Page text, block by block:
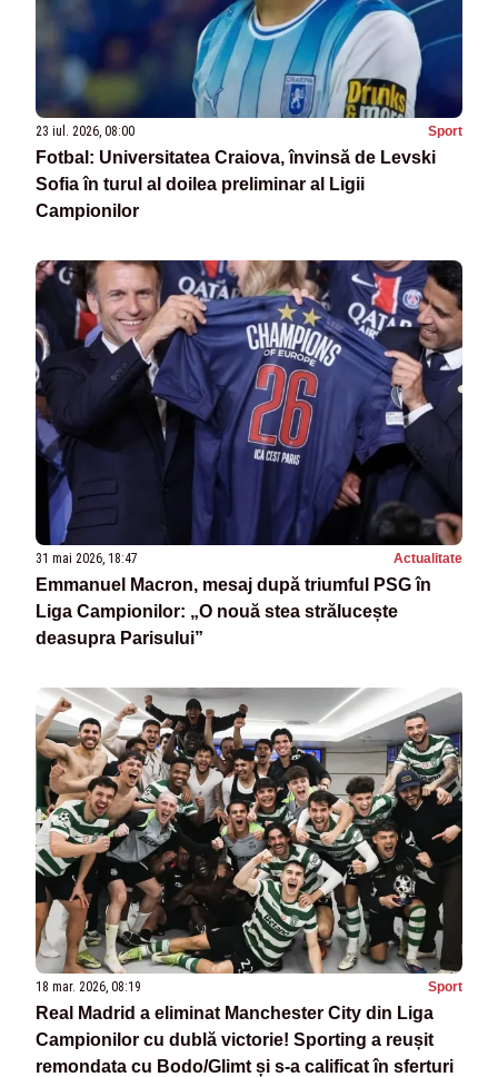
23 iul. 2026, 08:00 Sport
Fotbal: Universitatea Craiova, învinsă de Levski
Sofia în turul al doilea preliminar al Ligii
Campionilor
31 mai 2026, 18:47 Actualitate
Emmanuel Macron, mesaj după triumful PSG în
Liga Campionilor: „O nouă stea strălucește
deasupra Parisului”
18 mar. 2026, 08:19 Sport
Real Madrid a eliminat Manchester City din Liga
Campionilor cu dublă victorie! Sporting a reușit
remondata cu Bodo/Glimt și s-a calificat în sferturi